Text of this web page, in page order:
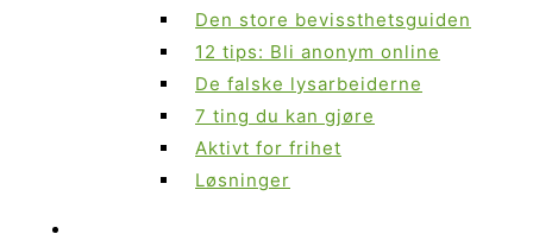
Den store bevissthetsguiden
12 tips: Bli anonym online
De falske lysarbeiderne
7 ting du kan gjøre
Aktivt for frihet
Løsninger